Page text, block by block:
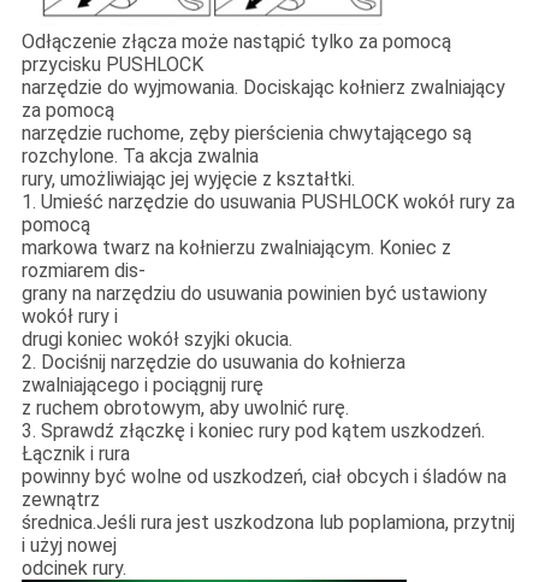
Odłączenie złącza może nastąpić tylko za pomocą
przycisku PUSHLOCK
narzędzie do wyjmowania. Dociskając kołnierz zwalniający
za pomocą
narzędzie ruchome, zęby pierścienia chwytającego są
rozchylone. Ta akcja zwalnia
rury, umożliwiając jej wyjęcie z kształtki.
1. Umieść narzędzie do usuwania PUSHLOCK wokół rury za
pomocą
markowa twarz na kołnierzu zwalniającym. Koniec z
rozmiarem dis-
grany na narzędziu do usuwania powinien być ustawiony
wokół rury i
drugi koniec wokół szyjki okucia.
2. Dociśnij narzędzie do usuwania do kołnierza
zwalniającego i pociągnij rurę
z ruchem obrotowym, aby uwolnić rurę.
3. Sprawdź złączkę i koniec rury pod kątem uszkodzeń.
Łącznik i rura
powinny być wolne od uszkodzeń, ciał obcych i śladów na
zewnątrz
średnica.Jeśli rura jest uszkodzona lub poplamiona, przytnij
i użyj nowej
odcinek rury.